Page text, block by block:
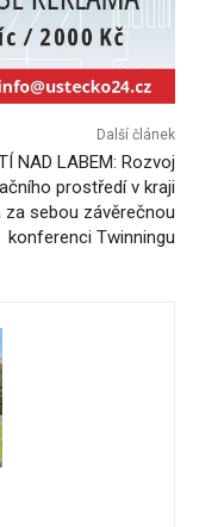
Další článek
NAD LABEM: Rozvoj
prostředí v kraji
za sebou závěrečnou
konferenci Twinningu